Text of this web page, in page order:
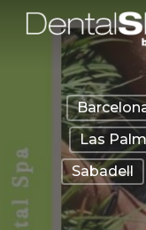
Skip
Las
Sabadell